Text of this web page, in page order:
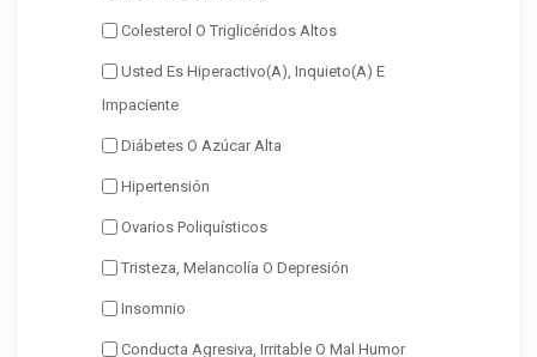
Colesterol O Triglicéridos Altos
Usted Es Hiperactivo(a), Inquieto(a) E
Impaciente
Diábetes O Azúcar Alta
Hipertensión
Ovarios Poliquísticos
Tristeza, Melancolía O Depresión
Insomnio
Conducta Agresiva, Irritable O Mal Humor